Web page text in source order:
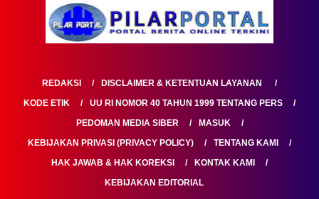
REDAKSI
DISCLAIMER & KETENTUAN LAYANAN
KODE ETIK
UU RI NOMOR 40 TAHUN 1999 TENTANG PERS
PEDOMAN MEDIA SIBER
MASUK
KEBIJAKAN PRIVASI (PRIVACY POLICY)
TENTANG KAMI
HAK JAWAB & HAK KOREKSI
KONTAK KAMI
KEBIJAKAN EDITORIAL